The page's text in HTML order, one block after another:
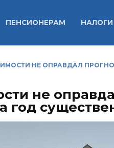
ПЕНСИОНЕРАМ НАЛОГИ
НЕ ОПРАВДАЛ
не
год